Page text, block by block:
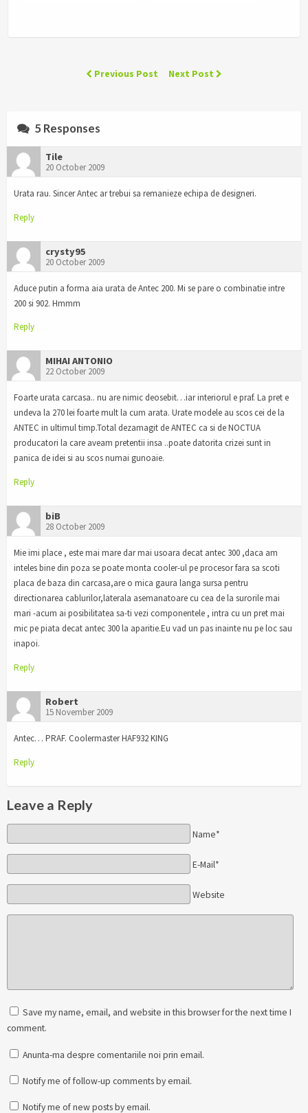
Previous Post Next Post
5 Responses
Tile
20 October 2009
Urata rau. Sincer Antec ar trebui sa remanieze echipa de designeri.
Reply
crysty95
20 October 2009
Aduce putin a forma aia urata de Antec 200. Mi se pare o combinatie intre
200 si 902. Hmmm
Reply
MIHAI ANTONIO
22 October 2009
Foarte urata carcasa.. nu are nimic deosebit…iar interiorul e praf. La pret e
undeva la 270 lei foarte mult la cum arata. Urate modele au scos cei de la
ANTEC in ultimul timp.Total dezamagit de ANTEC ca si de NOCTUA
producatori la care aveam pretentii insa ..poate datorita crizei sunt in
panica de idei si au scos numai gunoaie.
Reply
biB
28 October 2009
Mie imi place , este mai mare dar mai usoara decat antec 300 ,daca am
inteles bine din poza se poate monta cooler-ul pe procesor fara sa scoti
placa de baza din carcasa,are o mica gaura langa sursa pentru
directionarea cablurilor,laterala asemanatoare cu cea de la surorile mai
mari -acum ai posibilitatea sa-ti vezi componentele , intra cu un pret mai
mic pe piata decat antec 300 la aparitie.Eu vad un pas inainte nu pe loc sau
inapoi.
Reply
Robert
15 November 2009
Antec… PRAF. Coolermaster HAF932 KING
Reply
Leave a Reply
Name*
E-Mail*
Website
Save my name, email, and website in this browser for the next time I
comment.
Anunta-ma despre comentariile noi prin email.
Notify me of follow-up comments by email.
Notify me of new posts by email.